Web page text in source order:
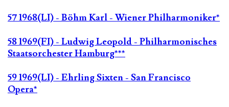
57 1968(LI) - Böhm Karl - Wiener Philharmoniker*
58 1969(FI) - Ludwig Leopold - Philharmonisches
Staatsorchester Hamburg***
59 1969(LI) - Ehrling Sixten - San Francisco
Opera*